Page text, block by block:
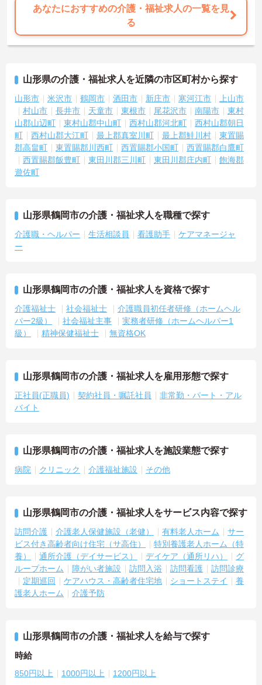
あなたにおすすめの介護・福祉求人の一覧を見
る
山形県の介護・福祉求人を近隣の市区町村から探す
山形市 米沢市 鶴岡市 酒田市 新庄市 寒河江市
上山市
村山市
長井市 天童市 東根市 尾花沢市 南陽市
東村
山郡山辺町
東村山郡中山町 西村山郡河北町
西村山郡朝日
町
西村山郡大江町 最上郡真室川町 最上郡鮭川村
東置賜
郡高畠町
東置賜郡川西町 西置賜郡小国町
西置賜郡白鷹町
西置賜郡飯豊町
東田川郡三川町 東田川郡庄内町
飽海郡
遊佐町
山形県鶴岡市の介護・福祉求人を職種で探す
介護職・ヘルパー 生活相談員 看護助手
ケアマネージャ
ー
山形県鶴岡市の介護・福祉求人を資格で探す
介護福祉士 社会福祉士
介護職員初任者研修（ホームヘル
パー2級）
社会福祉主事
実務者研修（ホームヘルパー1
級）
精神保健福祉士 無資格OK
山形県鶴岡市の介護・福祉求人を雇用形態で探す
正社員(正職員) 契約社員・嘱託社員
非常勤・パート・アル
バイト
山形県鶴岡市の介護・福祉求人を施設業態で探す
病院 クリニック 介護福祉施設 その他
山形県鶴岡市の介護・福祉求人をサービス内容で探す
訪問介護 介護老人保健施設（老健） 有料老人ホーム
サー
ビス付き高齢者向け住宅（サ高住）
特別養護老人ホーム（特
養）
通所介護（デイサービス） デイケア（通所リハ）
グ
ループホーム
障がい者施設 訪問入浴 訪問看護
訪問診療
定期巡回
ケアハウス・高齢者住宅地 ショートステイ
養
護老人ホーム
介護予防
山形県鶴岡市の介護・福祉求人を給与で探す
時給
850円以上 1000円以上 1200円以上